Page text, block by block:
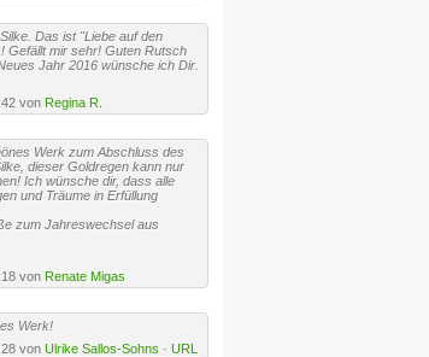
Das ist "Liebe auf den
Gefällt mir sehr! Guten Rutsch
Jahr 2016 wünsche ich Dir.
von Regina R.
Werk zum Abschluss des
dieser Goldregen kann nur
Ich wünsche dir, dass alle
und Träume in Erfüllung
zum Jahreswechsel aus
von Renate Migas
Werk!
von Ulrike Sallos-Sohns · URL